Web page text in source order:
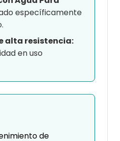
específicamente
alta resistencia:
en uso
de